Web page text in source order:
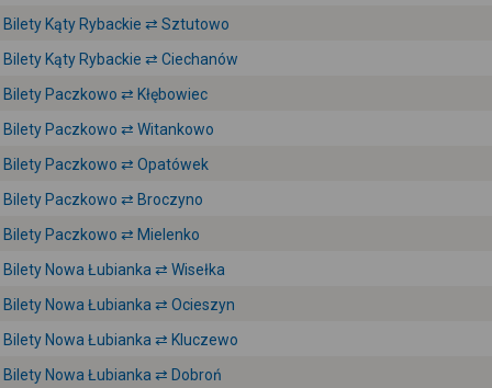
Bilety Kąty Rybackie ⇄ Sztutowo
Bilety Kąty Rybackie ⇄ Ciechanów
Bilety Paczkowo ⇄ Kłębowiec
Bilety Paczkowo ⇄ Witankowo
Bilety Paczkowo ⇄ Opatówek
Bilety Paczkowo ⇄ Broczyno
Bilety Paczkowo ⇄ Mielenko
Bilety Nowa Łubianka ⇄ Wisełka
Bilety Nowa Łubianka ⇄ Ocieszyn
Bilety Nowa Łubianka ⇄ Kluczewo
Bilety Nowa Łubianka ⇄ Dobroń